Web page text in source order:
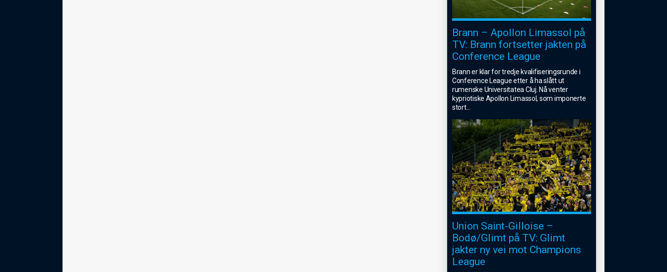
Brann – Apollon Limassol på
TV: Brann fortsetter jakten på
Conference League
Brann er klar for tredje kvalifiseringsrunde i
Conference League etter å ha slått ut
rumenske Universitatea Cluj. Nå venter
kypriotiske Apollon Limassol, som imponerte
stort...
Union Saint-Gilloise –
Bodø/Glimt på TV: Glimt
jakter ny vei mot Champions
League